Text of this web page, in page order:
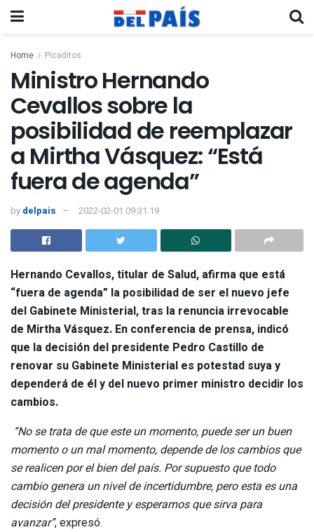
Home Picaditos
Ministro Hernando
Cevallos sobre la
posibilidad de reemplazar
a Mirtha Vásquez: “Está
fuera de agenda”
by delpais 2022-02-01 09:31:19
Hernando Cevallos, titular de Salud, afirma que está
“fuera de agenda” la posibilidad de ser el nuevo jefe
del Gabinete Ministerial, tras la renuncia irrevocable
de Mirtha Vásquez. En conferencia de prensa, indicó
que la decisión del presidente Pedro Castillo de
renovar su Gabinete Ministerial es potestad suya y
dependerá de él y del nuevo primer ministro decidir los
cambios.
“No se trata de que este un momento, puede ser un buen
momento o un mal momento, depende de los cambios que
se realicen por el bien del país. Por supuesto que todo
cambio genera un nivel de incertidumbre, pero esta es una
decisión del presidente y esperamos que sirva para
avanzar”, expresó.